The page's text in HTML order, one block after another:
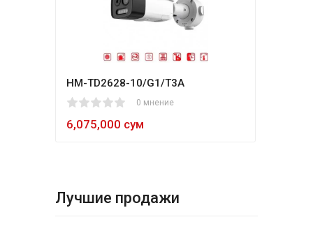
HM-TD2628-10/G1/T3A
0 мнение
6,075,000 сум
80
Лучшие продажи